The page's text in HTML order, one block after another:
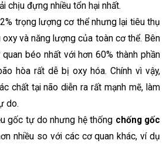
chịu đựng nhiều tổn hại nhất.
trọng lượng cơ thể nhưng lại tiêu thụ
và năng lượng của toàn cơ thể. Bên
béo nhất với hơn 60% thành phần
hòa rất dễ bị oxy hóa. Chính vì vậy,
chất tại não diễn ra rất mạnh mẽ, làm
do.
gốc tự do nhưng hệ thống chống gốc
nhiều so với các cơ quan khác, ví dụ